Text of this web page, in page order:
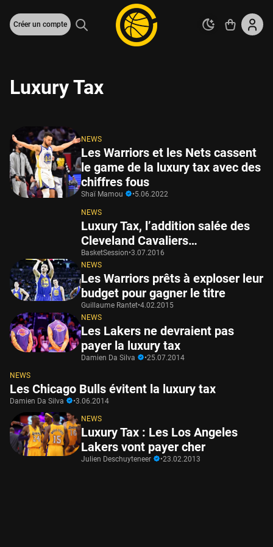
Créer un compte
Luxury Tax
NEWS
Les Warriors et les Nets cassent
le game de la luxury tax avec des
chiffres fous
Shaï Mamou •5.06.2022
NEWS
Luxury Tax, l’addition salée des
Cleveland Cavaliers…
BasketSession•3.07.2016
NEWS
Les Warriors prêts à exploser leur
budget pour gagner le titre
Guillaume Rantet•4.02.2015
NEWS
Les Lakers ne devraient pas
payer la luxury tax
Damien Da Silva •25.07.2014
NEWS
Les Chicago Bulls évitent la luxury tax
Damien Da Silva •3.06.2014
NEWS
Luxury Tax : Les Los Angeles
Lakers vont payer cher
Julien Deschuyteneer •23.02.2013